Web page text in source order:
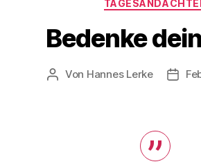
Bedenke
Beitragsautor
Von Hannes Lerke